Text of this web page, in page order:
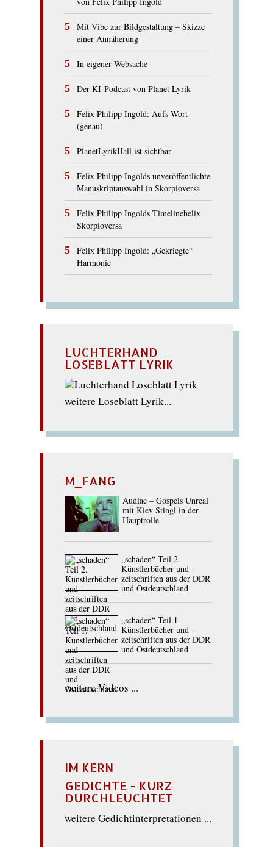
Mit Vibe zur Bildgestaltung – Skizze
einer Annäherung
In eigener Websache
Der KI-Podcast von Planet Lyrik
Felix Philipp Ingold: Aufs Wort
(genau)
PlanetLyrikHall ist sichtbar
Felix Philipp Ingolds unveröffentlichte
Manuskriptauswahl in Skorpioversa
Felix Philipp Ingolds Timelinehelix
Skorpioversa
Felix Philipp Ingold: „Gekriegte“
Harmonie
LUCHTERHAND
LOSEBLATT LYRIK
weitere Loseblatt Lyrik...
M_FANG
Audiac – Gospels Unreal
mit Kiev Stingl in der
Hauptrolle
„schaden“ Teil 2.
Künstlerbücher und -
zeitschriften aus der DDR
und Ostdeutschland
„schaden“ Teil 1.
Künstlerbücher und -
zeitschriften aus der DDR
und Ostdeutschland
weitere Videos ...
IM KERN
GEDICHTE - KURZ
DURCHLEUCHTET
weitere Gedichtinterpretationen ...